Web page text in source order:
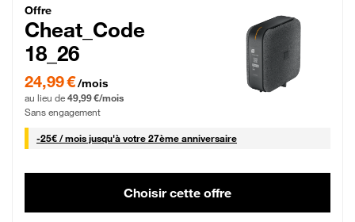
Cheat_Code Fibre_18_26
Offre
Cheat_Code
18_26
24,99 € par mois pendant 0 mois puis 49,99 € par mois, Sans engagement
24,99 €/mois
au lieu de 49,99 €/mois
Sans engagement
-25€ / mois25 € par mois
jusqu'à votre 27ème anniversaire
Choisir cette offre